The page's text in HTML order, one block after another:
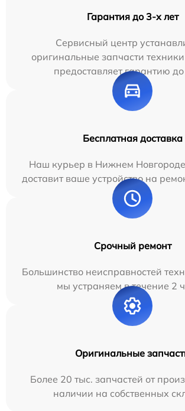
Гарантия до 3-х лет
Сервисный центр
оригинальные запчасти
предоставляет гарантию до
Бесплатная доставка
Наш курьер в Нижнем
доставит ваше устройство на
Срочный ремонт
Большинство неисправностей
мы устраняем в течение 2
Оригинальные
Более 20 тыс. запчастей от
наличии на собственных